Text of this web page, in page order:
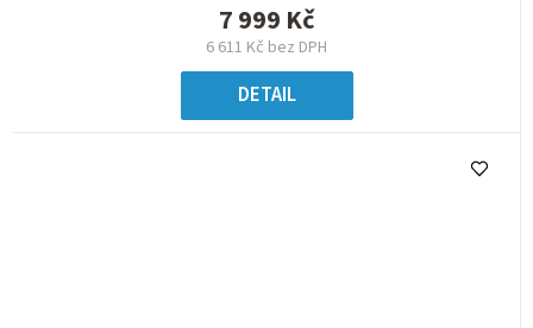
6 611 Kč bez DPH
7 999 Kč
DETAIL